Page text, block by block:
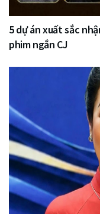
5 dự án xuất sắc
phim ngắn CJ